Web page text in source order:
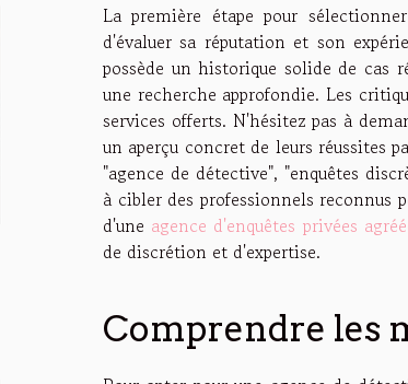
La première étape pour
d'évaluer sa réputation et son
possède un historique solide de
une recherche approfondie. Les
services offerts. N'hésitez pas à
un aperçu concret de leurs réussites
"agence de détective", "enquêtes
à cibler des professionnels
d'une agence d'enquêtes privées
de discrétion et d'expertise.
Comprendre les